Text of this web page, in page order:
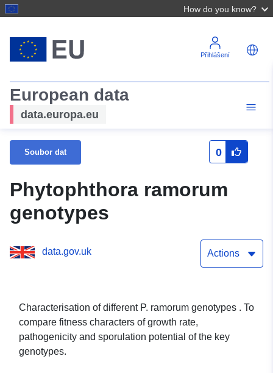
How do you know?
Přihlášení
European data
data.europa.eu
Soubor dat 0
Phytophthora ramorum
genotypes
data.gov.uk Actions
Characterisation of different P. ramorum genotypes . To
compare fitness characters of growth rate,
pathogenicity and sporulation potential of the key
genotypes.